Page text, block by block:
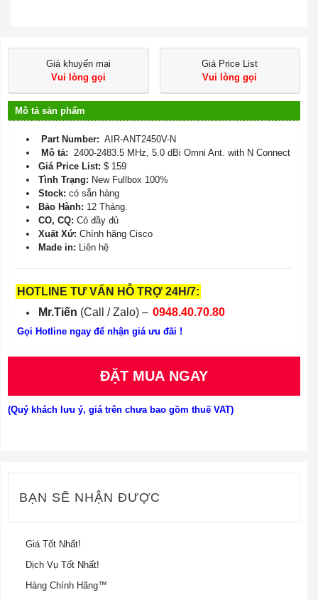
Giá khuyến mại
Vui lòng gọi
Giá Price List
Vui lòng gọi
Mô tả sản phẩm
Part Number: AIR-ANT2450V-N
Mô tả: 2400-2483.5 MHz, 5.0 dBi Omni Ant. with N Connect
Giá Price List: $ 159
Tình Trạng: New Fullbox 100%
Stock: có sẵn hàng
Bảo Hành: 12 Tháng.
CO, CQ: Có đầy đủ
Xuất Xứ: Chính hãng Cisco
Made in: Liên hệ
HOTLINE TƯ VẤN HỖ TRỢ 24H/7:
Mr.Tiến (Call / Zalo) – 0948.40.70.80
Gọi Hotline ngay để nhận giá ưu đãi !
ĐẶT MUA NGAY
(Quý khách lưu ý, giá trên chưa bao gồm thuế VAT)
BẠN SẼ NHẬN ĐƯỢC
Giá Tốt Nhất!
Dịch Vụ Tốt Nhất!
Hàng Chính Hãng™